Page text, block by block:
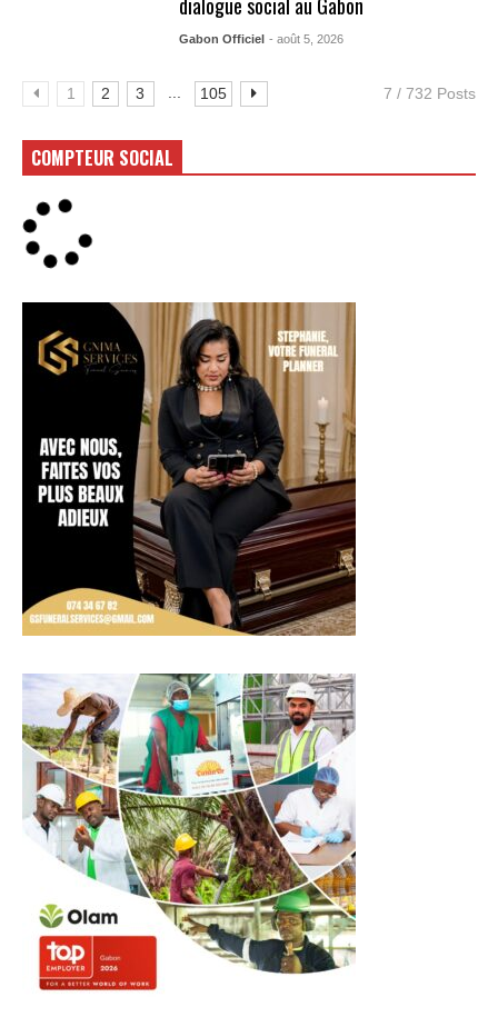
Gabon Officiel - août 5, 2026
1 2 3 105 7 / 732 Posts
COMPTEUR SOCIAL